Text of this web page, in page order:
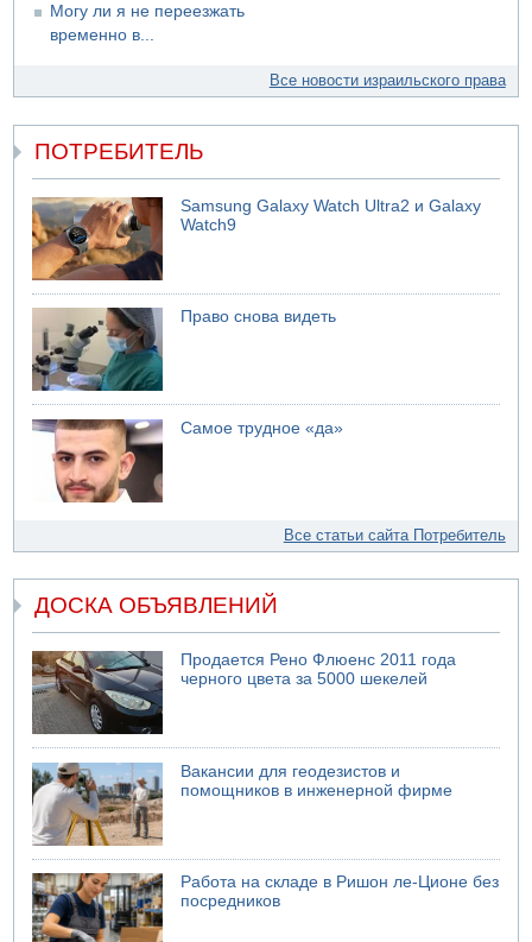
Могу ли я не переезжать
временно в...
Все новости израильского права
ПОТРЕБИТЕЛЬ
Samsung Galaxy Watch Ultra2 и Galaxy
Watch9
Право снова видеть
Самое трудное «да»
Все статьи сайта Потребитель
ДОСКА ОБЪЯВЛЕНИЙ
Продается Рено Флюенс 2011 года
черного цвета за 5000 шекелей
Вакансии для геодезистов и
помощников в инженерной фирме
Работа на складе в Ришон ле-Ционе без
посредников